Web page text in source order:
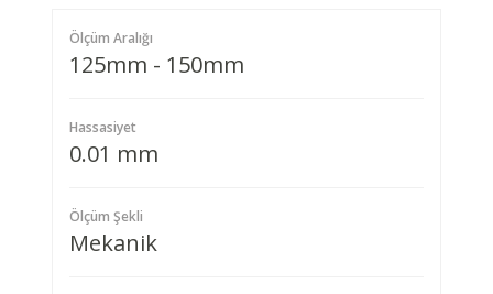
Ölçüm Aralığı
125mm - 150mm
Hassasiyet
0.01 mm
Ölçüm Şekli
Mekanik